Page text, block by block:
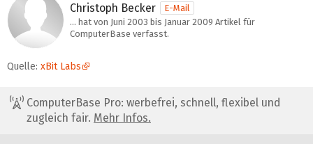
Christoph Becker
E-Mail
… hat von Juni 2003 bis Januar 2009 Artikel für
ComputerBase verfasst.
Quelle: xBit Labs
ComputerBase Pro: werbefrei, schnell, flexibel und
zugleich fair. Mehr Infos.